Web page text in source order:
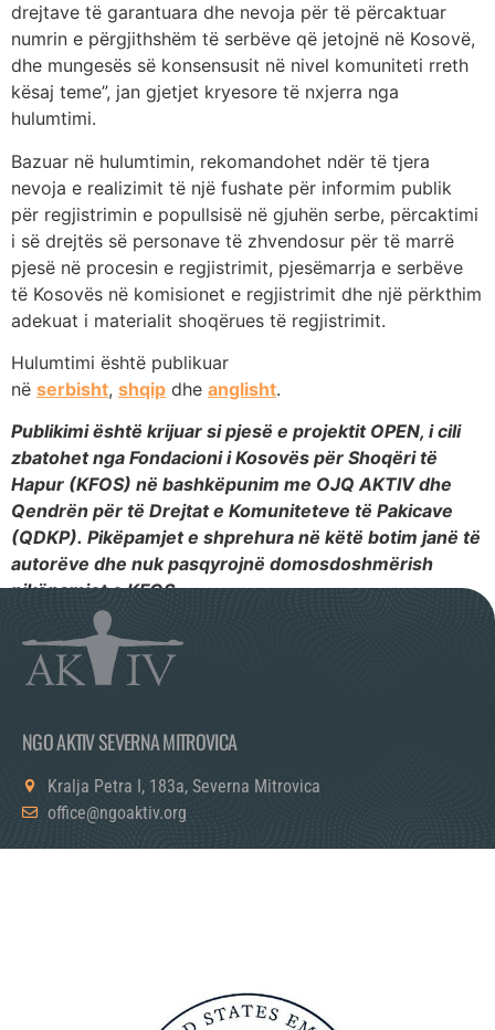
drejtave të garantuara dhe nevoja për të përcaktuar
numrin e përgjithshëm të serbëve që jetojnë në Kosovë,
dhe mungesës së konsensusit në nivel komuniteti rreth
kësaj teme”, jan gjetjet kryesore të nxjerra nga
hulumtimi.
Bazuar në hulumtimin, rekomandohet ndër të tjera
nevoja e realizimit të një fushate për informim publik
për regjistrimin e popullsisë në gjuhën serbe, përcaktimi
i së drejtës së personave të zhvendosur për të marrë
pjesë në procesin e regjistrimit, pjesëmarrja e serbëve
të Kosovës në komisionet e regjistrimit dhe një përkthim
adekuat i materialit shoqërues të regjistrimit.
Hulumtimi është publikuar
në serbisht, shqip dhe anglisht.
Publikimi është krijuar si pjesë e projektit OPEN, i cili
zbatohet nga Fondacioni i Kosovës për Shoqëri të
Hapur (KFOS) në bashkëpunim me OJQ AKTIV dhe
Qendrën për të Drejtat e Komuniteteve të Pakicave
(QDKP). Pikëpamjet e shprehura në këtë botim janë të
autorëve dhe nuk pasqyrojnë domosdoshmërish
pikëpamjet e KFOS.
NGO AKTIV SEVERNA MITROVICA
Kralja Petra I, 183a, Severna Mitrovica
office@ngoaktiv.org